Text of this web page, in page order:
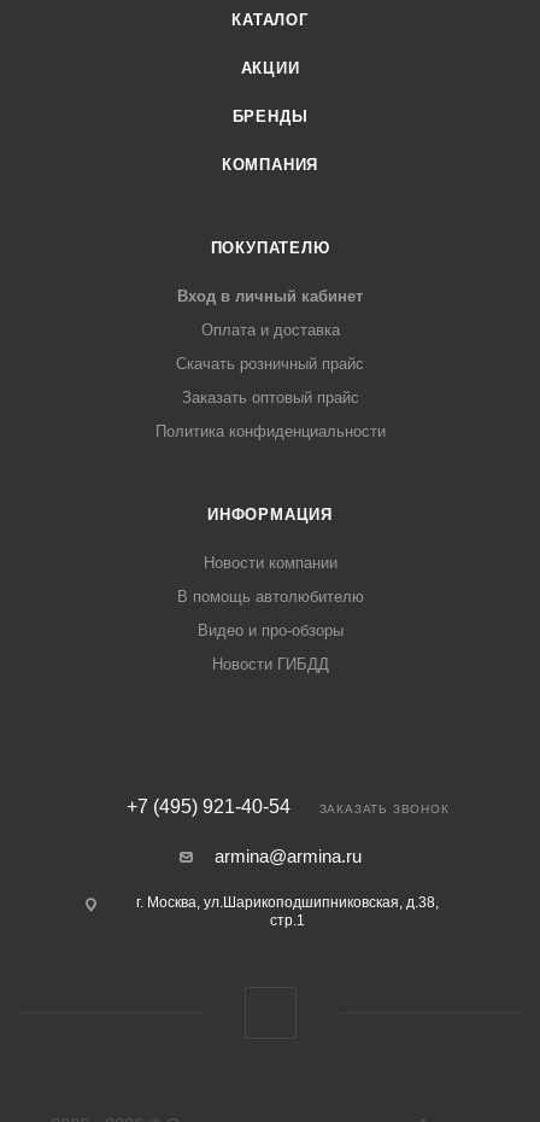
КАТАЛОГ
АКЦИИ
БРЕНДЫ
КОМПАНИЯ
ПОКУПАТЕЛЮ
Вход в личный кабинет
Оплата и доставка
Скачать розничный прайс
Заказать оптовый прайс
Политика конфиденциальности
ИНФОРМАЦИЯ
Новости компании
В помощь автолюбителю
Видео и про-обзоры
Новости ГИБДД
+7 (495) 921-40-54 ЗАКАЗАТЬ ЗВОНОК
armina@armina.ru
г. Москва, ул.Шарикоподшипниковская, д.38,
стр.1